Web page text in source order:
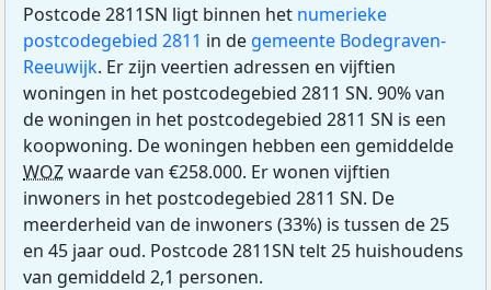
Postcode 2811SN ligt binnen het numerieke
postcodegebied 2811 in de gemeente Bodegraven-
Reeuwijk. Er zijn veertien adressen en vijftien
woningen in het postcodegebied 2811 SN. 90% van
de woningen in het postcodegebied 2811 SN is een
koopwoning. De woningen hebben een gemiddelde
WOZwaarde van €258.000. Er wonen vijftien
inwoners in het postcodegebied 2811 SN. De
meerderheid van de inwoners (33%) is tussen de 25
en 45 jaar oud. Postcode 2811SN telt 25 huishoudens
van gemiddeld 2,1 personen.